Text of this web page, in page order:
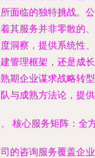
面临的独特挑战。
其服务并非零散的
洞察，提供系统性
管理框架，还是成
期企业谋求战略转
与成熟方法论，提
核心服务矩阵：全
的咨询服务覆盖企